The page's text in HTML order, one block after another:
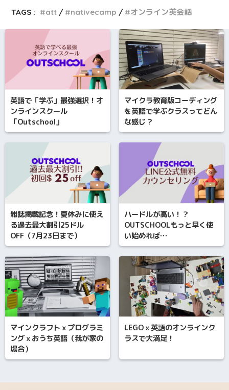
TAGS :
att nativecamp オンライン英会話
英語で「学ぶ」最強選択！オ
ンラインスクール
「Outschool」
マイクラ教育版コーディング
を英語で学ぶクラスってどん
な感じ？
雑誌掲載記念！夏休みに使え
る過去最大割引25ドル
OFF（7月23日まで）
ハードルが高い！？
OUTSCHOOLもっと早く使
い始めれば…
マインクラフトｘプログラミ
ングｘおうち英語（我が家の
場合）
LEGOｘ英語のオンラインク
ラスで大満足！